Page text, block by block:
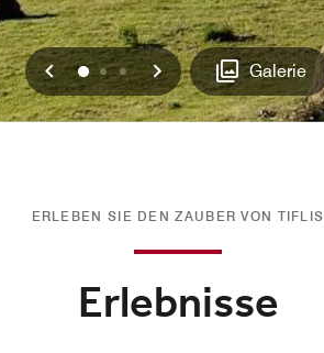
Vorherige
012 Weiter Galerie
ERLEBEN SIE DEN ZAUBER VON TIFLIS
Erlebnisse